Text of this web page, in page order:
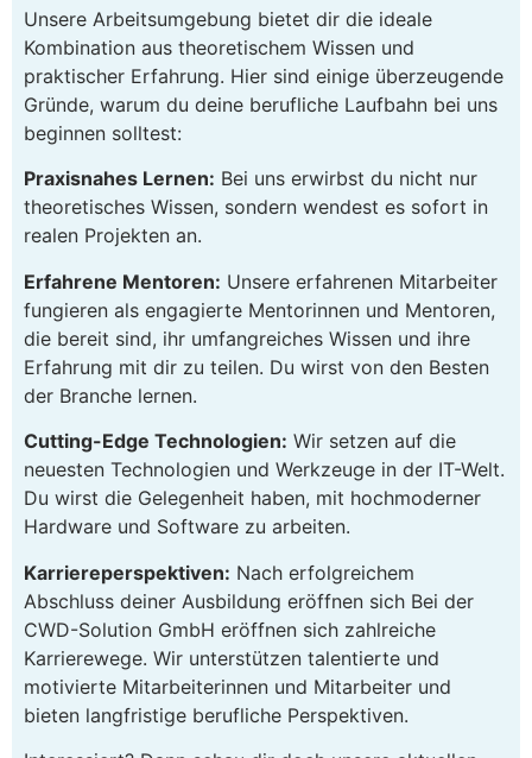
Unsere Arbeitsumgebung bietet dir die ideale
Kombination aus theoretischem Wissen und
praktischer Erfahrung. Hier sind einige überzeugende
Gründe, warum du deine berufliche Laufbahn bei uns
beginnen solltest:
Praxisnahes Lernen: Bei uns erwirbst du nicht nur
theoretisches Wissen, sondern wendest es sofort in
realen Projekten an.
Erfahrene Mentoren: Unsere erfahrenen Mitarbeiter
fungieren als engagierte Mentorinnen und Mentoren,
die bereit sind, ihr umfangreiches Wissen und ihre
Erfahrung mit dir zu teilen. Du wirst von den Besten
der Branche lernen.
Cutting-Edge Technologien: Wir setzen auf die
neuesten Technologien und Werkzeuge in der IT-Welt.
Du wirst die Gelegenheit haben, mit hochmoderner
Hardware und Software zu arbeiten.
Karriereperspektiven: Nach erfolgreichem
Abschluss deiner Ausbildung eröffnen sich Bei der
CWD-Solution GmbH eröffnen sich zahlreiche
Karrierewege. Wir unterstützen talentierte und
motivierte Mitarbeiterinnen und Mitarbeiter und
bieten langfristige berufliche Perspektiven.